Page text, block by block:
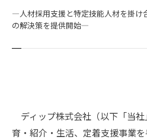
―人材採用支援と特定技能人材を掛け
の解決策を提供開始―
ディップ株式会社（以下「当
育・紹介・生活、定着支援事業